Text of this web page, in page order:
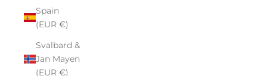
Spain
(EUR €)
Svalbard &
Jan Mayen
(EUR €)